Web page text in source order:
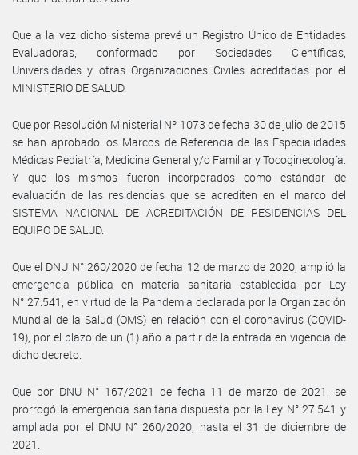
Que a la vez dicho sistema prevé un Registro Único de Entidades
Evaluadoras, conformado por Sociedades Científicas,
Universidades y otras Organizaciones Civiles acreditadas por el
MINISTERIO DE SALUD.
Que por Resolución Ministerial Nº 1073 de fecha 30 de julio de 2015
se han aprobado los Marcos de Referencia de las Especialidades
Médicas Pediatría, Medicina General y/o Familiar y Tocoginecología.
Y que los mismos fueron incorporados como estándar de
evaluación de las residencias que se acrediten en el marco del
SISTEMA NACIONAL DE ACREDITACIÓN DE RESIDENCIAS DEL
EQUIPO DE SALUD.
Que el DNU N° 260/2020 de fecha 12 de marzo de 2020, amplió la
emergencia pública en materia sanitaria establecida por Ley
N° 27.541, en virtud de la Pandemia declarada por la Organización
Mundial de la Salud (OMS) en relación con el coronavirus (COVID-
19), por el plazo de un (1) año a partir de la entrada en vigencia de
dicho decreto.
Que por DNU N° 167/2021 de fecha 11 de marzo de 2021, se
prorrogó la emergencia sanitaria dispuesta por la Ley N° 27.541 y
ampliada por el DNU N° 260/2020, hasta el 31 de diciembre de
2021.